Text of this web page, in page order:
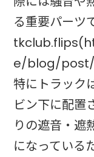
る重要パーツ
e/blog/post/
特にトラック
ビン下に配置
りの遮音・遮
になっている